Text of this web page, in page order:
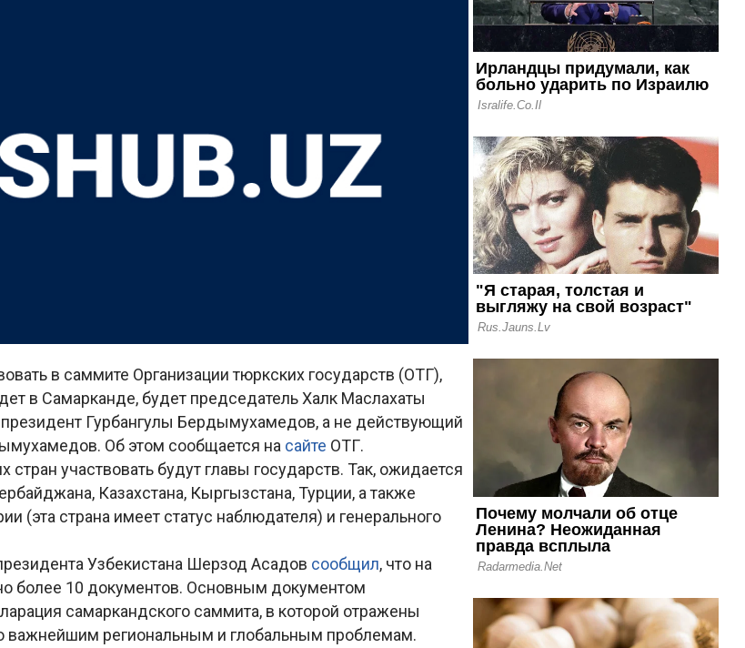
в саммите Организации тюркских государств (ОТГ),
в Самарканде, будет председатель Халк Маслахаты
Гурбангулы Бердымухамедов, а не действующий
Об этом сообщается на сайте ОТГ.
стран участвовать будут главы государств. Так, ожидается
Казахстана, Кыргызстана, Турции, а также
(эта страна имеет статус наблюдателя) и генерального
Узбекистана Шерзод Асадов сообщил, что на
более 10 документов. Основным документом
самаркандского саммита, в которой отражены
важнейшим региональным и глобальным проблемам.